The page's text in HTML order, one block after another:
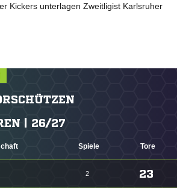
Kickers unterlagen Zweitligist Karlsruher
| 26/27
Spiele Tore
2 23